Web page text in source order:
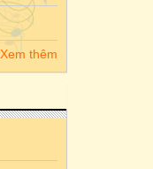
Xem thêm